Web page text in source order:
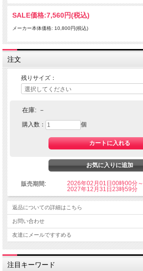
SALE価格:7,560円(税込)
メーカー本体価格: 10,800円(税込)
注文
残りサイズ：
在庫: －
購入数： 個
販売期間:
2026年02月01日00時00分～
2027年12月31日23時59分
返品についての詳細はこちら
お問い合わせ
友達にメールですすめる
注目キーワード